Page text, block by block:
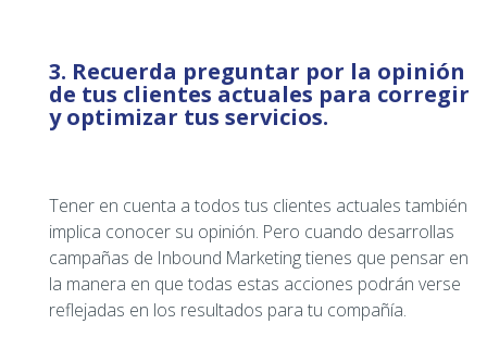
3. Recuerda preguntar por la opinión
de tus clientes actuales para corregir
y optimizar tus servicios.
Tener en cuenta a todos tus clientes actuales también
implica conocer su opinión. Pero cuando desarrollas
campañas de Inbound Marketing tienes que pensar en
la manera en que todas estas acciones podrán verse
reflejadas en los resultados para tu compañía.